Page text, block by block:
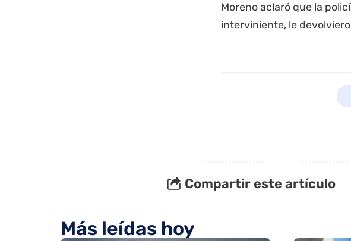
Moreno aclaró que la
interviniente, le
Compartir este artículo
Más leídas hoy